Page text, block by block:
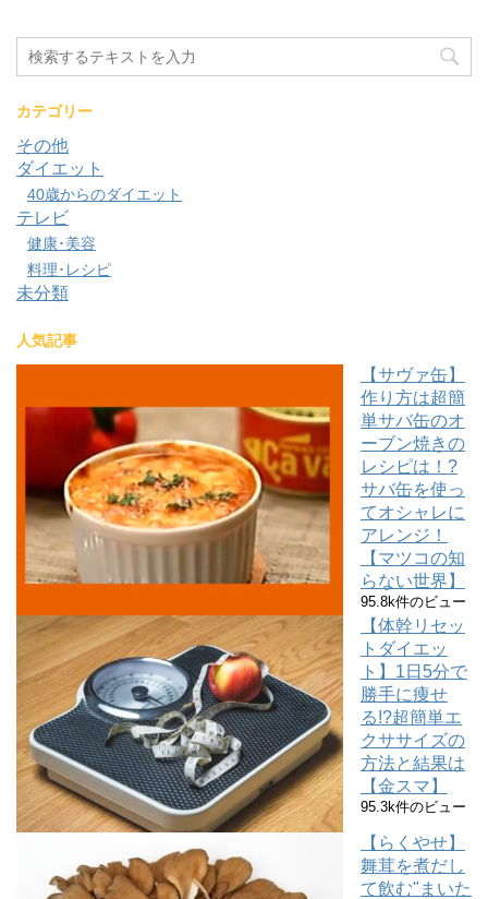
カテゴリー
その他
ダイエット
40歳からのダイエット
テレビ
健康･美容
料理･レシピ
未分類
人気記事
【サヴァ缶】
作り方は超簡
単サバ缶のオ
ーブン焼きの
レシピは！?
サバ缶を使っ
てオシャレに
アレンジ！
【マツコの知
らない世界】
95.8k件のビュー
【体幹リセッ
トダイエッ
ト】1日5分で
勝手に痩せ
る!?超簡単エ
クササイズの
方法と結果は
【金スマ】
95.3k件のビュー
【らくやせ】
舞茸を煮だし
て飲む"まいた